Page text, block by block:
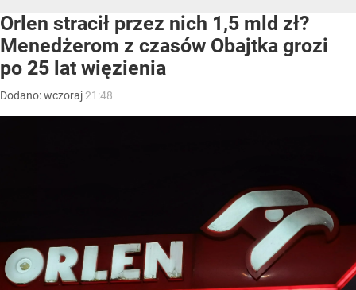
Orlen stracił przez nich 1,5 mld zł?
Menedżerom z czasów Obajtka grozi
po 25 lat więzienia
Dodano:wczoraj 21:48